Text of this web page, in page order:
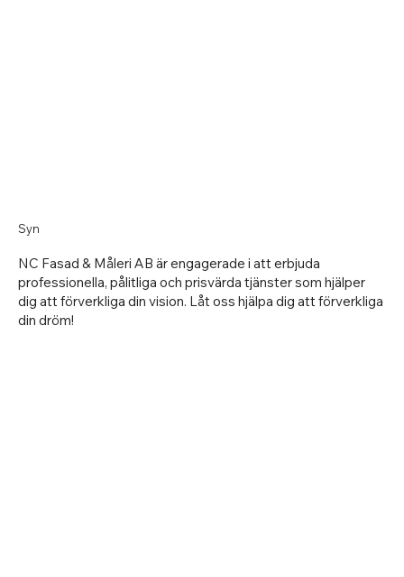
NC Fasad & Måleri AB är engagerade i att erbjuda
professionella, pålitliga och prisvärda tjänster som hjälper
dig att förverkliga din vision. Låt oss hjälpa dig att förverkliga
din dröm!
Syn